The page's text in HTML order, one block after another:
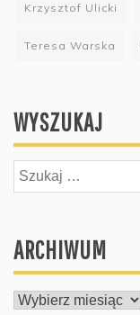
Krzysztof Ulicki
Teresa Warska
WYSZUKAJ
Szukaj:
ARCHIWUM
ARCHIWUM